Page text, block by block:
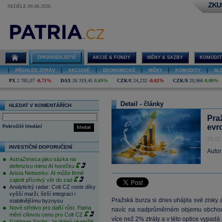
NEDĚLE 09.08.2026
ZPRAVODAJSTVÍ AKCIE & FONDY MĚNY & SAZBY
PŘEHLED ZPRÁV AKCIOVÉ EKONOMICKÉ MĚNY KOMODITY
PX 2 785,07 -0,71% DAX 26 319,45 0,69% CZK/€ 24,232 -0,02% CZK/$ 20,966 0,00%
HLEDAT V KOMENTÁŘÍCH
hledat
Pokročilé hledání
INVESTIČNÍ DOPORUČENÍ
AstraZeneca jako sázka na
defenzivu mimo AI horečku
Arista Networks: AI může firmě
zajistit příznivý vítr do zad
Analytický radar: Colt CZ roste díky
vyšší marži, širší integraci i
stabilnějšímu byznysu
Nové střelivo pro další růst. Patria
mění cílovou cenu pro Colt CZ
Detail - články
Pražská burza si dnes uhájila své
navíc na nadprůměrném objemu
více než 2% ztráty a v této optice